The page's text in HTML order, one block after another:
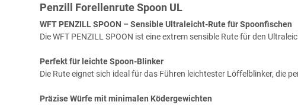
Penzill Forellenrute Spoon UL
WFT PENZILL SPOON – Sensible Ultraleicht-Rute für Spoonfischen
Die WFT PENZILL SPOON ist eine extrem sensible Rute für den
Perfekt für leichte Spoon-Blinker
Die Rute eignet sich ideal für das Führen leichtester Löffelblinker, die
Präzise Würfe mit minimalen Ködergewichten